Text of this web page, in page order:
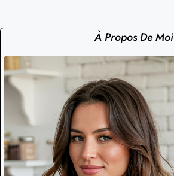
À Propos De Moi